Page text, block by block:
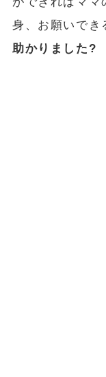
身、お願いでき
助かりました?